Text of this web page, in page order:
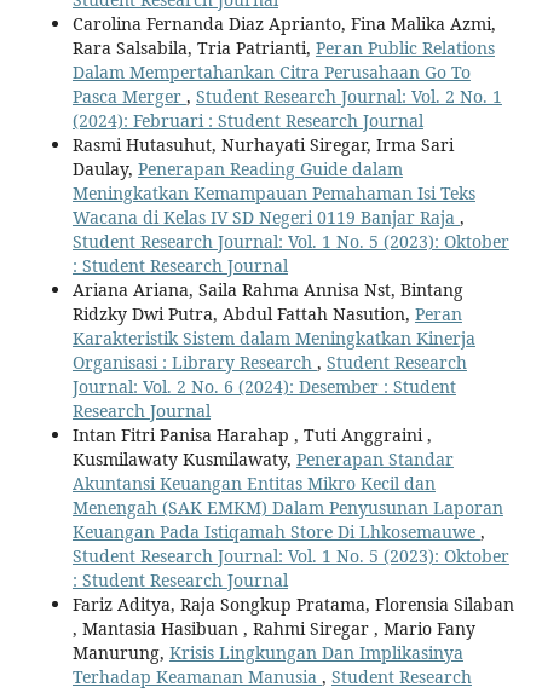
Carolina Fernanda Diaz Aprianto, Fina Malika Azmi,
Rara Salsabila, Tria Patrianti, Peran Public Relations
Dalam Mempertahankan Citra Perusahaan Go To
Pasca Merger , Student Research Journal: Vol. 2 No. 1
(2024): Februari : Student Research Journal
Rasmi Hutasuhut, Nurhayati Siregar, Irma Sari
Daulay, Penerapan Reading Guide dalam
Meningkatkan Kemampauan Pemahaman Isi Teks
Wacana di Kelas IV SD Negeri 0119 Banjar Raja ,
Student Research Journal: Vol. 1 No. 5 (2023): Oktober
: Student Research Journal
Ariana Ariana, Saila Rahma Annisa Nst, Bintang
Ridzky Dwi Putra, Abdul Fattah Nasution, Peran
Karakteristik Sistem dalam Meningkatkan Kinerja
Organisasi : Library Research , Student Research
Journal: Vol. 2 No. 6 (2024): Desember : Student
Research Journal
Intan Fitri Panisa Harahap , Tuti Anggraini ,
Kusmilawaty Kusmilawaty, Penerapan Standar
Akuntansi Keuangan Entitas Mikro Kecil dan
Menengah (SAK EMKM) Dalam Penyusunan Laporan
Keuangan Pada Istiqamah Store Di Lhkosemauwe ,
Student Research Journal: Vol. 1 No. 5 (2023): Oktober
: Student Research Journal
Fariz Aditya, Raja Songkup Pratama, Florensia Silaban
, Mantasia Hasibuan , Rahmi Siregar , Mario Fany
Manurung, Krisis Lingkungan Dan Implikasinya
Terhadap Keamanan Manusia , Student Research